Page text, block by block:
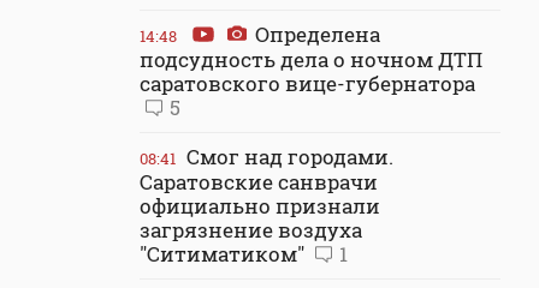
14:48
Определена
подсудность дела о ночном ДТП
саратовского вице-губернатора
5
08:41 Смог над городами.
Саратовские санврачи
официально признали
загрязнение воздуха
"Ситиматиком"
1